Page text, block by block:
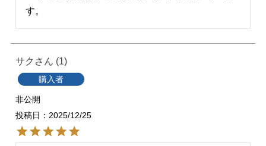
す。
サク 1
購入者
非公開
投稿日
2025/12/25